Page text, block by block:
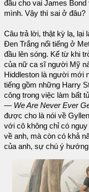
đầu cho vai James
mình. Vậy thì sai ở đâu?
Câu trả lời, thật kỳ lạ, lại
Đen Trắng nổi tiếng ở
đầu lên sóng. Kể từ khi
của nữ ca sĩ người Mỹ
Hiddleston là người mới
tiếng gồm những Harry
công trong việc làm bất
— We Are Never Ever
được cho là nói về
với cô không chỉ có
về anh, mà còn có khả
của anh, sự chú ý